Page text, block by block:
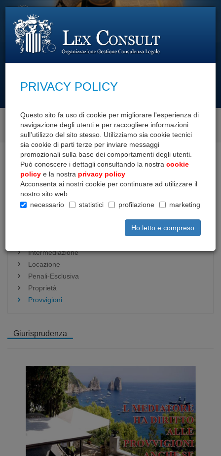
cerca con
SCOPRI I NOSTRI SERVIZI
Home Documenti Giurisprudenza Provvigioni
GIURISPRUDENZA
Compravendita
Intermediazione
Locazione
Penali-Esclusiva
Proprietà
Provvigioni
Giurisprudenza
PRIVACY POLICY
Questo sito fa uso di cookie per migliorare l'esperienza di
navigazione degli utenti e per raccogliere informazioni
sull'utilizzo del sito stesso. Utilizziamo sia cookie tecnici
sia cookie di parti terze per inviare messaggi
promozionali sulla base dei comportamenti degli utenti.
Può conoscere i dettagli consultando la nostra cookie
policy e la nostra privacy policy
Acconsenta ai nostri cookie per continuare ad utilizzare il
nostro sito web
necessario
statistici profilazione marketing
Ho letto e compreso